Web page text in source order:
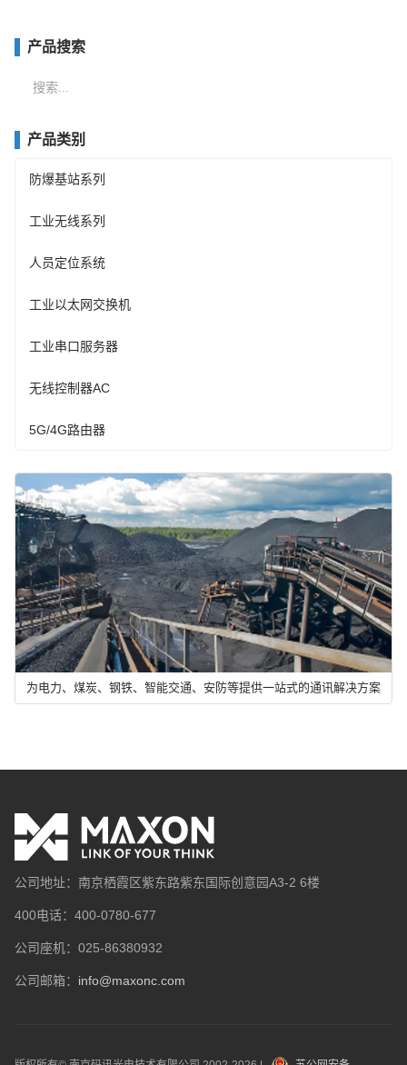
产品搜索
索产品类别
防爆基站系列
工业无线系列
人员定位系统
工业以太网交换机
工业串口服务器
无线控制器AC
5G/4G路由器
为电力、煤炭、钢铁、智能交通、安防等提供一站式的通讯解决方案
公司地址：南京栖霞区紫东路紫东国际创意园A3-2 6楼
400电话：400-0780-677
公司座机：025-86380932
公司邮箱： info@maxonc.com